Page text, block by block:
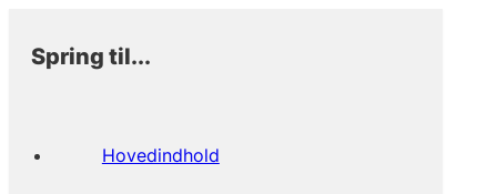
Spring til...
Hovedindhold